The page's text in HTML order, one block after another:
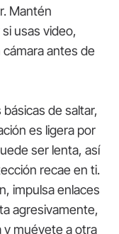
Mantén
usas video,
antes de
de saltar,
es ligera por
ser lenta, así
recae en ti.
impulsa enlaces
agresivamente,
muévete a otra